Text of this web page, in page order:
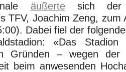
äußertesich der
TFV, Joachim Zeng, zum
Dabei fiel der
«Das
Gründen – wegen der
beim anwesenden